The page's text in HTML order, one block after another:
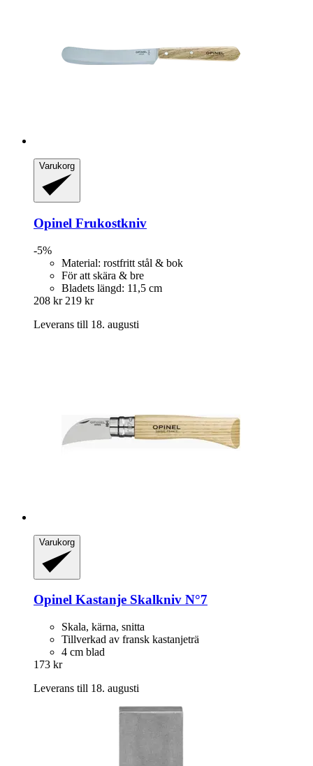
Varukorg
Opinel Frukostkniv
-5%
Material: rostfritt stål & bok
För att skära & bre
Bladets längd: 11,5 cm
208 kr 219 kr
Leverans till 18. augusti
Varukorg
Opinel Kastanje Skalkniv N°7
Skala, kärna, snitta
Tillverkad av fransk kastanjeträ
4 cm blad
173 kr
Leverans till 18. augusti